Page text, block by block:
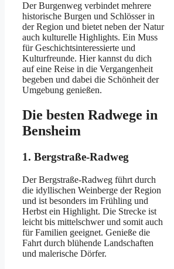
Der Burgenweg verbindet mehrere
historische Burgen und Schlösser in
der Region und bietet neben der Natur
auch kulturelle Highlights. Ein Muss
für Geschichtsinteressierte und
Kulturfreunde. Hier kannst du dich
auf eine Reise in die Vergangenheit
begeben und dabei die Schönheit der
Umgebung genießen.
Die besten Radwege in
Bensheim
1. Bergstraße-Radweg
Der Bergstraße-Radweg führt durch
die idyllischen Weinberge der Region
und ist besonders im Frühling und
Herbst ein Highlight. Die Strecke ist
leicht bis mittelschwer und somit auch
für Familien geeignet. Genieße die
Fahrt durch blühende Landschaften
und malerische Dörfer.